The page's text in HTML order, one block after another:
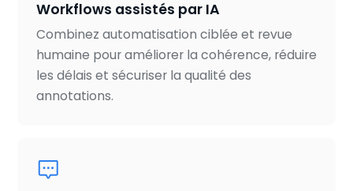
Workflows assistés par IA
Combinez automatisation ciblée et revue
humaine pour améliorer la cohérence, réduire
les délais et sécuriser la qualité des
annotations.